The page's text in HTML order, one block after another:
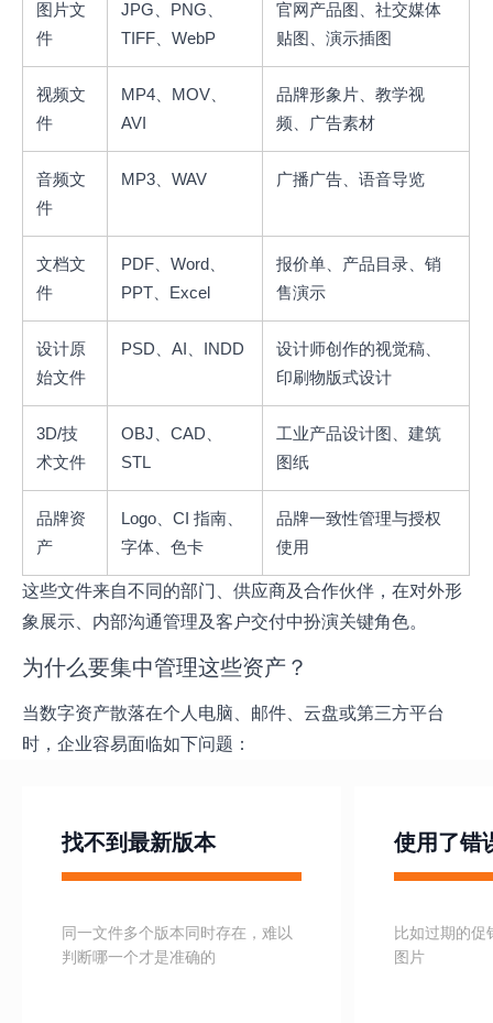
图片文
件
JPG、PNG、
TIFF、WebP
官网产品图、社交媒体
贴图、演示插图
视频文
件
MP4、MOV、
AVI
品牌形象片、教学视
频、广告素材
音频文
件
MP3、WAV 广播广告、语音导览
文档文
件
PDF、Word、
PPT、Excel
报价单、产品目录、销
售演示
设计原
始文件
PSD、AI、INDD
设计师创作的视觉稿、
印刷物版式设计
3D/技
术文件
OBJ、CAD、
STL
工业产品设计图、建筑
图纸
品牌资
产
Logo、CI 指南、
字体、色卡
品牌一致性管理与授权
使用
这些文件来自不同的部门、供应商及合作伙伴，在对外形
象展示、内部沟通管理及客户交付中扮演关键角色。
为什么要集中管理这些资产？
当数字资产散落在个人电脑、邮件、云盘或第三方平台
时，企业容易面临如下问题：
找不到最新版本
同一文件多个版本同时存在，难以
判断哪一个才是准确的
使用了错
比如过期的促
图片